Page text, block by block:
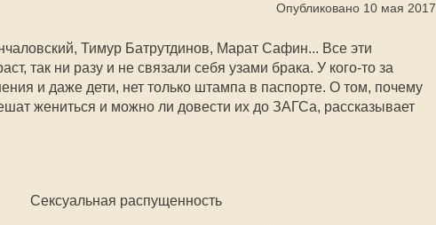
Опубликовано 10 мая 2017
Тимур Батрутдинов, Марат Сафин... Все эти
так ни разу и не связали себя узами брака. У кого-то за
и даже дети, нет только штампа в паспорте. О том, почему
жениться и можно ли довести их до ЗАГСа, рассказывает
Сексуальная распущенность